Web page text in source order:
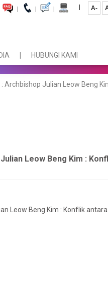
| | | | A-
HUBUNGI KAMI
: Archbishop Julian Leow Beng
Leow Beng Kim :
Leow Beng Kim : Konflik